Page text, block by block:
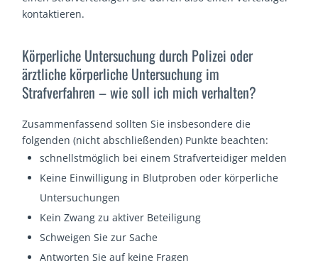
kontaktieren.
Körperliche Untersuchung durch Polizei oder
ärztliche körperliche Untersuchung im
Strafverfahren – wie soll ich mich verhalten?
Zusammenfassend sollten Sie insbesondere die
folgenden (nicht abschließenden) Punkte beachten:
schnellstmöglich bei einem Strafverteidiger melden
Keine Einwilligung in Blutproben oder körperliche
Untersuchungen
Kein Zwang zu aktiver Beteiligung
Schweigen Sie zur Sache
Antworten Sie auf keine Fragen